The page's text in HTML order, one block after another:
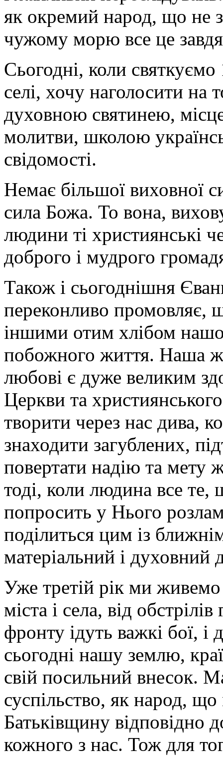
як окремий народ, що не
чужому морю все це
Сьогодні, коли
селі, хочу наголосити на
духовною святинею,
молитви, школою
свідомості.
Немає більшої виховної
сила Божа. То вона,
людини ті християнські
доброго і мудрого
Також і сьогоднішня
переконливо промовляє,
іншими отим хлібом
побожного життя. Наша
любові є дуже великим
Церкви та
творити через нас дива,
знаходити загублених,
повертати надію та мету
тоді, коли людина все те,
попросить у Нього
поділиться цим із
матеріальний і духовний
Уже третій рік ми
міста і села, від
фронту ідуть важкі бої, і
сьогодні нашу землю,
свій посильний внесок.
суспільство, як народ,
Батьківщину відповідно
кожного з нас. Тож для